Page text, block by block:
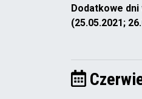
Dodatkowe dni
(25.05.2021;